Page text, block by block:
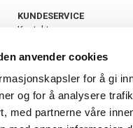
anvender cookies
for å gi
og for å analysere
med partnerne våre
KUNDESERVICE
Kontakt oss
Retur og bytte
Personvern
Frakt og levering
Ledige stillinger
FAQ - Ofte stilte spørsmål